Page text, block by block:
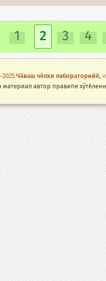
1 2 3 4
Чӑваш чӗлхи лабораторийӗ,
автор правипе